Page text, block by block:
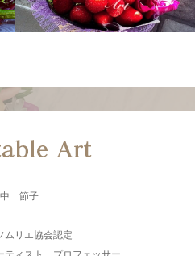
中 節子
ムリエ協会認定